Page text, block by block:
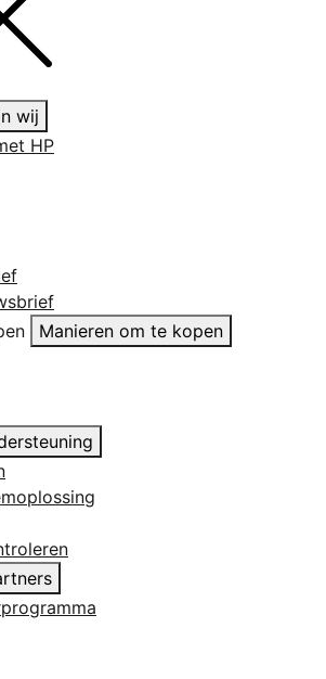
wij
HP
Manieren om te kopen